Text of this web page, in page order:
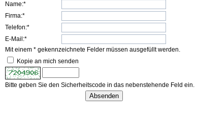
Name:*
Firma:*
Telefon:*
E-Mail:*
Mit einem * gekennzeichnete Felder müssen ausgefüllt werden.
Kopie an mich senden
Bitte geben Sie den Sicherheitscode in das nebenstehende Feld ein.